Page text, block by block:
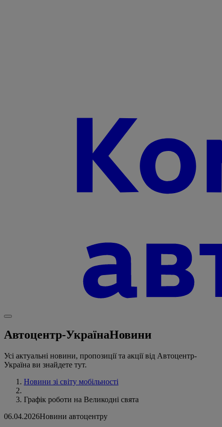
Автоцентр-УкраїнаНовини
Усі актуальні новини, пропозиції та акції від Автоцентр-
Україна ви знайдете тут.
Новини зі світу мобільності
Графік роботи на Великодні свята
06.04.2026Новини автоцентру